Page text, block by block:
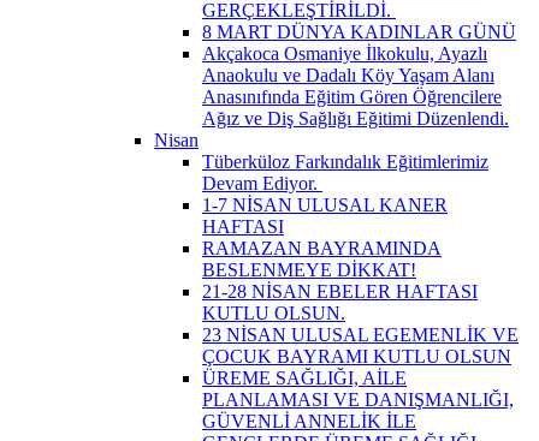
GERÇEKLEŞTİRİLDİ. ​
8 MART DÜNYA KADINLAR GÜNÜ
Akçakoca Osmaniye İlkokulu, Ayazlı
Anaokulu ve Dadalı Köy Yaşam Alanı
Anasınıfında Eğitim Gören Öğrencilere
Ağız ve Diş Sağlığı Eğitimi Düzenlendi.
Nisan
Tüberküloz Farkındalık Eğitimlerimiz
Devam Ediyor. ​
1-7 NİSAN ULUSAL KANER
HAFTASI
RAMAZAN BAYRAMINDA
BESLENMEYE DİKKAT!
21-28 NİSAN EBELER HAFTASI
KUTLU OLSUN.
23 NİSAN ULUSAL EGEMENLİK VE
ÇOCUK BAYRAMI KUTLU OLSUN
ÜREME SAĞLIĞI, AİLE
PLANLAMASI VE DANIŞMANLIĞI,
GÜVENLİ ANNELİK İLE